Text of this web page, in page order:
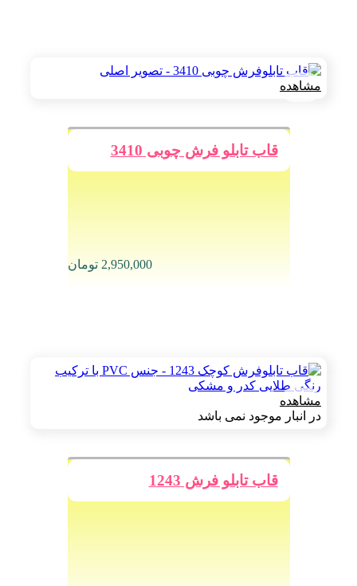
مشاهده
قاب تابلو فرش چوبی 3410
2,950,000 تومان
مشاهده
در انبار موجود نمی باشد
قاب تابلو فرش 1243